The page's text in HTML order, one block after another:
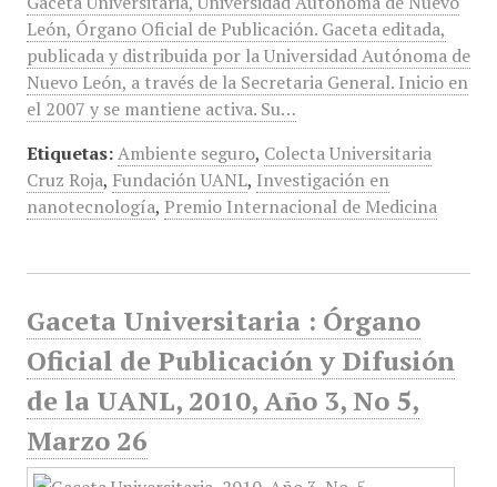
León, Órgano Oficial de Publicación. Gaceta editada,
publicada y distribuida por la Universidad Autónoma de
Nuevo León, a través de la Secretaria General. Inicio en
el 2007 y se mantiene activa. Su…
Etiquetas: Ambiente seguro, Colecta Universitaria
Cruz Roja, Fundación UANL, Investigación en
nanotecnología, Premio Internacional de Medicina
Gaceta Universitaria : Órgano
Oficial de Publicación y Difusión
de la UANL, 2010, Año 3, No 5,
Marzo 26